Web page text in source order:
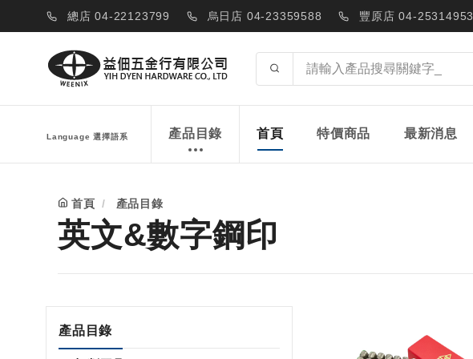
總店 04-22123799 烏日店 04-23359588 豐原店 04-25314953
Language 選擇語系 產品目錄 首頁 特價商品 最新消息
首頁 產品目錄
英文&數字鋼印
產品目錄